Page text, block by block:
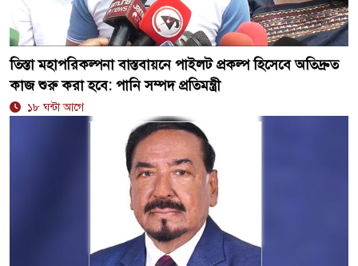
তিস্তা মহাপরিকল্পনা বাস্তবায়নে পাইলট প্রকল্প হিসেবে অতিদ্রুত
কাজ শুরু করা হবে: পানি সম্পদ প্রতিমন্ত্রী
১৮ ঘন্টা আগে